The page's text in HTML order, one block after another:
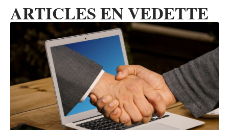
ARTICLES EN VEDETTE